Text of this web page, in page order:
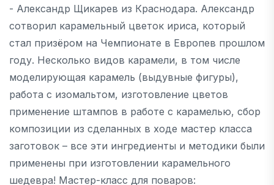
- Александр Щикарев из Краснодара. Александр
сотворил карамельный цветок ириса, который
стал призёром на Чемпионате в Европев прошлом
году. Несколько видов карамели, в том числе
моделирующая карамель (выдувные фигуры),
работа с изомальтом, изготовление цветов
применение штампов в работе с карамелью, сбор
композиции из сделанных в ходе мастер класса
заготовок – все эти ингредиенты и методики были
применены при изготовлении карамельного
шедевра! Мастер-класс для поваров: